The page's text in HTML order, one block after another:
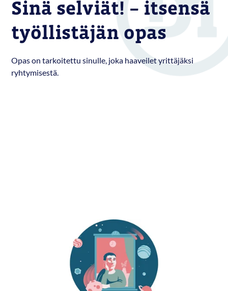
Sinä selviät! – itsensä
työllistäjän opas
Opas on tarkoitettu sinulle, joka haaveilet yrittäjäksi
ryhtymisestä.